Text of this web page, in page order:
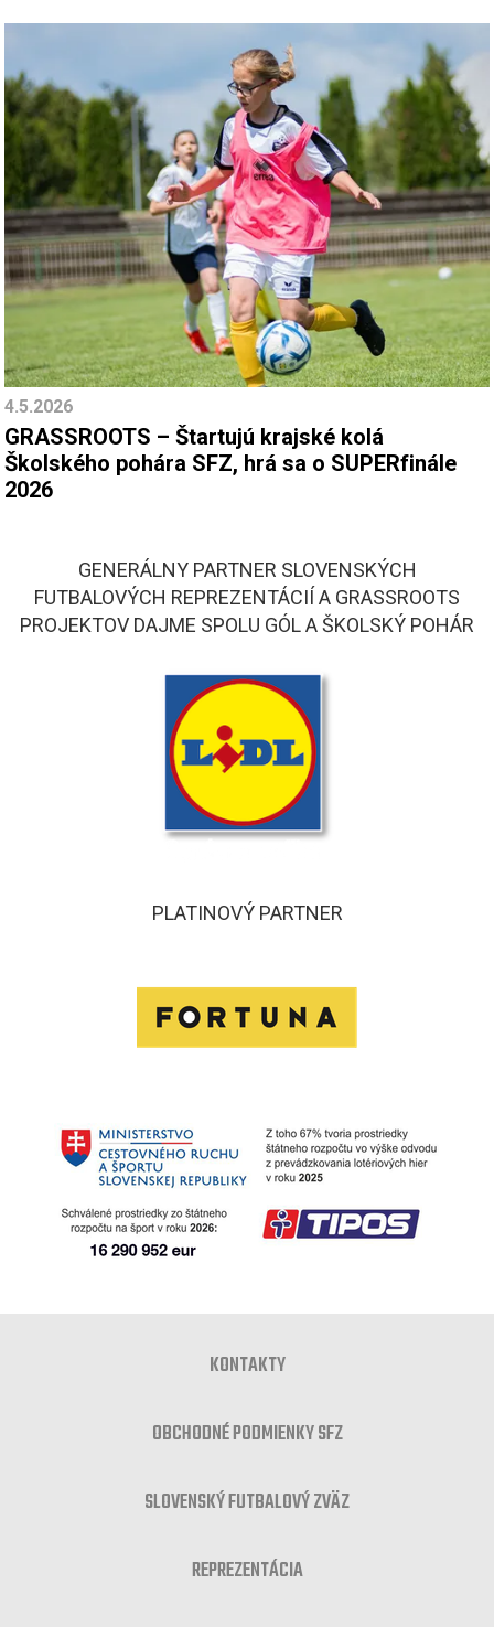
4.5.2026
GRASSROOTS – Štartujú krajské kolá
Školského pohára SFZ, hrá sa o SUPERfinále
2026
GENERÁLNY PARTNER SLOVENSKÝCH
FUTBALOVÝCH REPREZENTÁCIÍ A GRASSROOTS
PROJEKTOV DAJME SPOLU GÓL A ŠKOLSKÝ POHÁR
PLATINOVÝ PARTNER
KONTAKTY
OBCHODNÉ PODMIENKY SFZ
SLOVENSKÝ FUTBALOVÝ ZVÄZ
REPREZENTÁCIA